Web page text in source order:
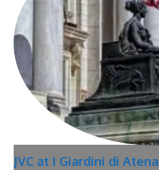
JVC at I Giardini di Atena